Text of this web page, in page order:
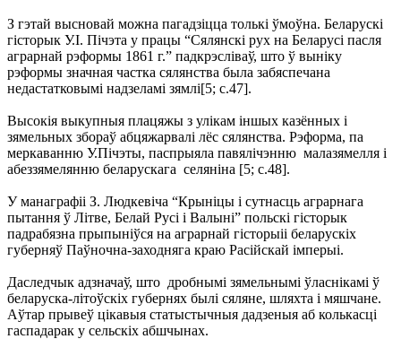
З гэтай высновай можна пагадзіцца толькі ўмоўна. Беларускі
гісторык У.І. Пічэта у працы “Сялянскі рух на Беларусі пасля
аграрнай рэформы 1861 г.” падкрэсліваў, што ў выніку
рэформы значная частка сялянства была забяспечана
недастатковымі надзеламі зямлі[5; с.47].
Высокія выкупныя плацяжы з улікам іншых казённых і
зямельных збораў абцяжарвалі лёс сялянства. Рэформа, па
меркаванню У.Пічэты, паспрыяла павялічэнню малазямелля і
абеззямелянню беларускага селяніна [5; с.48].
У манаграфіі З. Людкевіча “Крыніцы і сутнасць аграрнага
пытання ў Літве, Белай Русі і Валыні” польскі гісторык
падрабязна прыпыніўся на аграрнай гісторыіі беларускіх
губерняў Паўночна-заходняга краю Расійскай імперыі.
Даследчык адзначаў, што дробнымі зямельнымі ўласнікамі ў
беларуска-літоўскіх губернях былі сяляне, шляхта і мяшчане.
Аўтар прывеў цікавыя статыстычныя дадзеныя аб колькасці
гаспадарак у сельскіх абшчынах.